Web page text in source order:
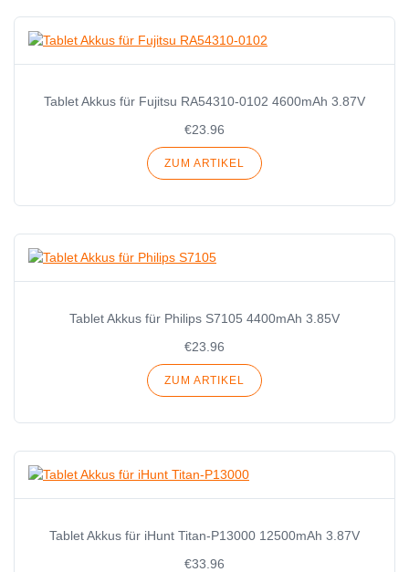
Tablet Akkus für Fujitsu RA54310-0102 4600mAh 3.87V
€23.96
ZUM ARTIKEL
Tablet Akkus für Philips S7105 4400mAh 3.85V
€23.96
ZUM ARTIKEL
Tablet Akkus für iHunt Titan-P13000 12500mAh 3.87V
€33.96